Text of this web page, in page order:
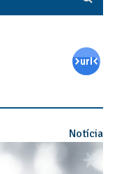
Notícia